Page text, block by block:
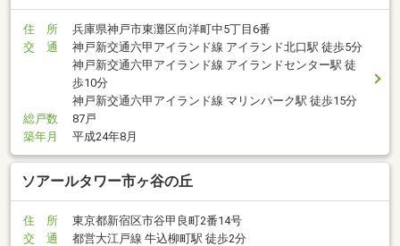
住 所
兵庫県神戸市東灘区向洋町中5丁目6番
交 通
神戸新交通六甲アイランド線 アイランド北口駅 徒歩5分
神戸新交通六甲アイランド線 アイランドセンター駅 徒
歩10分
神戸新交通六甲アイランド線 マリンパーク駅 徒歩15分
総戸数
87戸
築年月
平成24年8月
ソアールタワー市ヶ谷の丘
住 所
東京都新宿区市谷甲良町2番14号
交 通
都営大江戸線 牛込柳町駅 徒歩2分